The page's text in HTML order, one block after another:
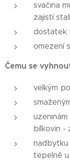
svačina
zajistí
dostatek
omezení
Čemu se
velkým
bílkovin -
tepelně